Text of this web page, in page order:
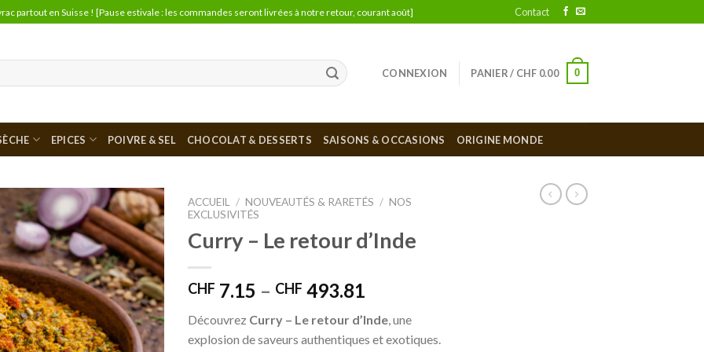
partout en Suisse ! [Pause estivale : les commandes seront livrées à notre retour, courant août] Contact
CONNEXION PANIER / CHF 0.00 0
EPICES POIVRE & SEL CHOCOLAT & DESSERTS SAISONS & OCCASIONS ORIGINE MONDE
Ajouter
à la liste
de
souhaits
ACCUEIL / NOUVEAUTÉS & RARETÉS / NOS
EXCLUSIVITÉS
Curry – Le retour d’Inde
CHF 7.15 – CHF 493.81
Découvrez Curry – Le retour d’Inde , une
explosion de saveurs authentiques et exotiques.